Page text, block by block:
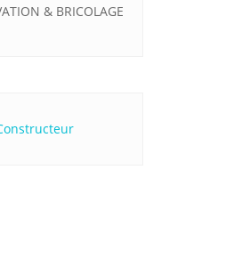
& BRICOLAGE